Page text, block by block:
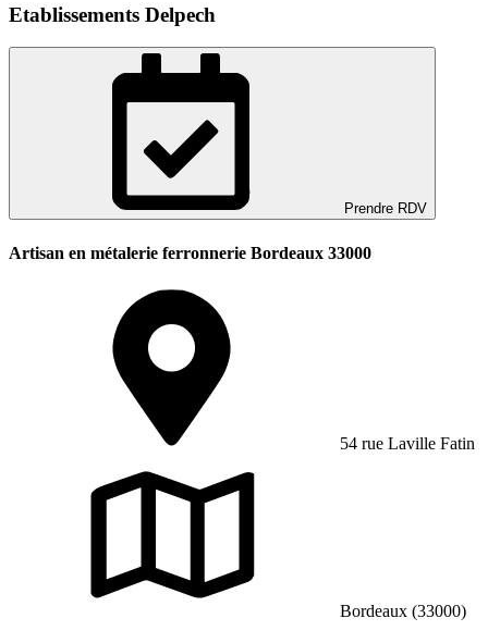
Etablissements Delpech
Prendre RDV
Artisan en métalerie ferronnerie Bordeaux 33000
54 rue Laville Fatin
Bordeaux (33000)